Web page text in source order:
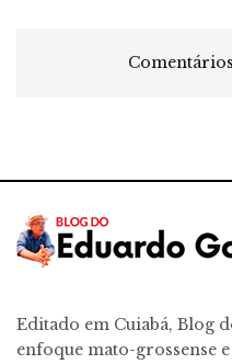
Editado em Cuiabá, Blog
enfoque mato-grossense